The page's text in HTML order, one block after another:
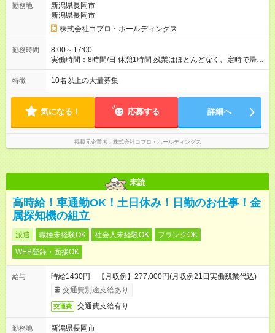
勤務地
新潟県長岡市
新潟県長岡市
株式会社コプロ・ホールディングス
勤務時間
8:00～17:00
実働時間：8時間/日 休憩1時間 残業はほとんどなく、定時で帰れ
る日が多い働き方です。 毎日の業務は進捗管理や事務が中心な
ので、 「今日やるべき仕事」が終われば、自然と区切りをつけ
方を大切にしています。
特徴 10名以上の大量募集
気になる！ 応募する 詳細へ
掲載元企業名 株式会社コプロ・ホールディングス
未読
高時給！車通勤OK！土日休み！日勤のお仕事！金
属探知機の組立
派遣 職種未経験OK 社会人未経験OK
ブランクOK
WEB登録・面接OK
給与
時給1430円 【月収例】277,000円(月収例21日実働残業代込)
交通費別途支給あり
交通費 交通費支給有り
勤務地
新潟県長岡市